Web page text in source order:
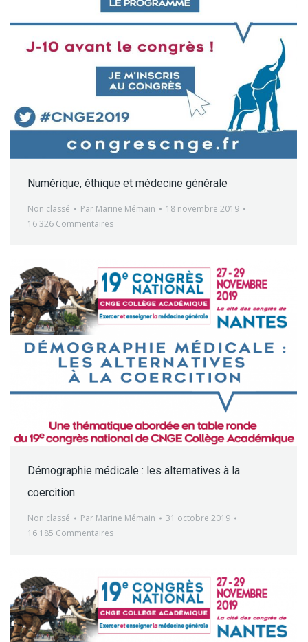
Numérique, éthique et médecine générale
Non classé Par Marine Mémain
18 novembre 2019
16 326 Commentaires
Démographie médicale : les alternatives à la
coercition
Non classé Par Marine Mémain
31 octobre 2019
16 185 Commentaires